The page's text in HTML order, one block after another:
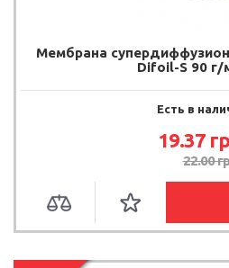
Мембрана
Difoil-S 90 г/
Есть в
19.37
22.00